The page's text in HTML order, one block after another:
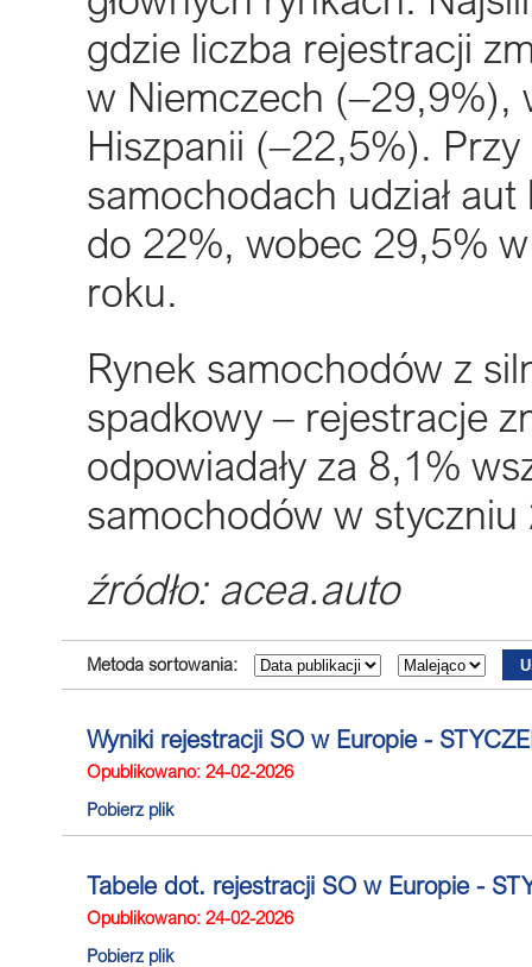
gdzie liczba rejestracji
w Niemczech (–29,9%),
Hiszpanii (–22,5%).
samochodach udział
do 22%, wobec 29,5%
roku.
Rynek samochodów z
spadkowy – rejestracje
odpowiadały za 8,1%
samochodów w styczniu
źródło: acea.auto
Metoda sortowania:
Wyniki rejestracji SO w Europie -
Opublikowano: 24-02-2026
Pobierz plik
Tabele dot. rejestracji SO w Europie -
Opublikowano: 24-02-2026
Pobierz plik